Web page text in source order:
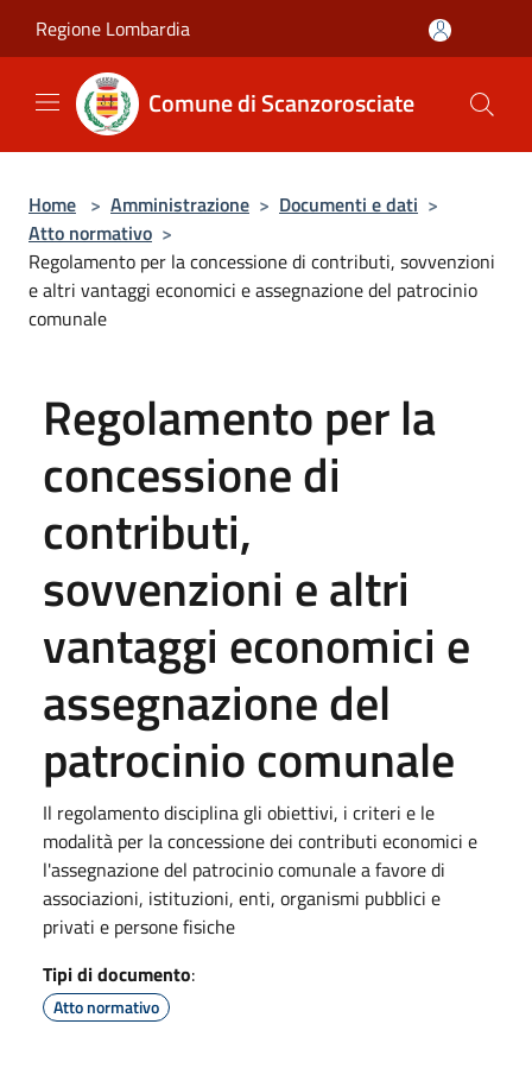
Regione Lombardia
Comune di Scanzorosciate
Home > Amministrazione > Documenti e dati >
Atto normativo >
Regolamento per la concessione di contributi, sovvenzioni
e altri vantaggi economici e assegnazione del patrocinio
comunale
Regolamento per la
concessione di
contributi,
sovvenzioni e altri
vantaggi economici e
assegnazione del
patrocinio comunale
Il regolamento disciplina gli obiettivi, i criteri e le
modalità per la concessione dei contributi economici e
l'assegnazione del patrocinio comunale a favore di
associazioni, istituzioni, enti, organismi pubblici e
privati e persone fisiche
Tipi di documento:
Atto normativo